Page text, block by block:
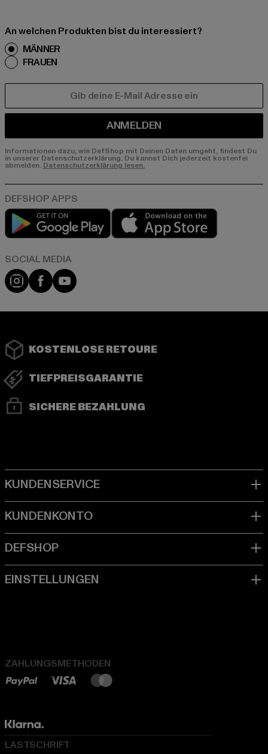
An welchen Produkten bist du interessiert?
MÄNNER
FRAUEN
ANMELDEN
Informationen dazu, wie DefShop mit Deinen Daten umgeht, findest Du
in unserer Datenschutzerklärung. Du kannst Dich jederzeit kostenfei
abmelden. Datenschutzerklärung lesen.
Play market
Instagram
FacebookYouTube
KOSTENLOSE RETOURE
TIEFPREISGARANTIE
SICHERE BEZAHLUNG
ZAHLUNGSMETHODEN
LASTSCHRIFT